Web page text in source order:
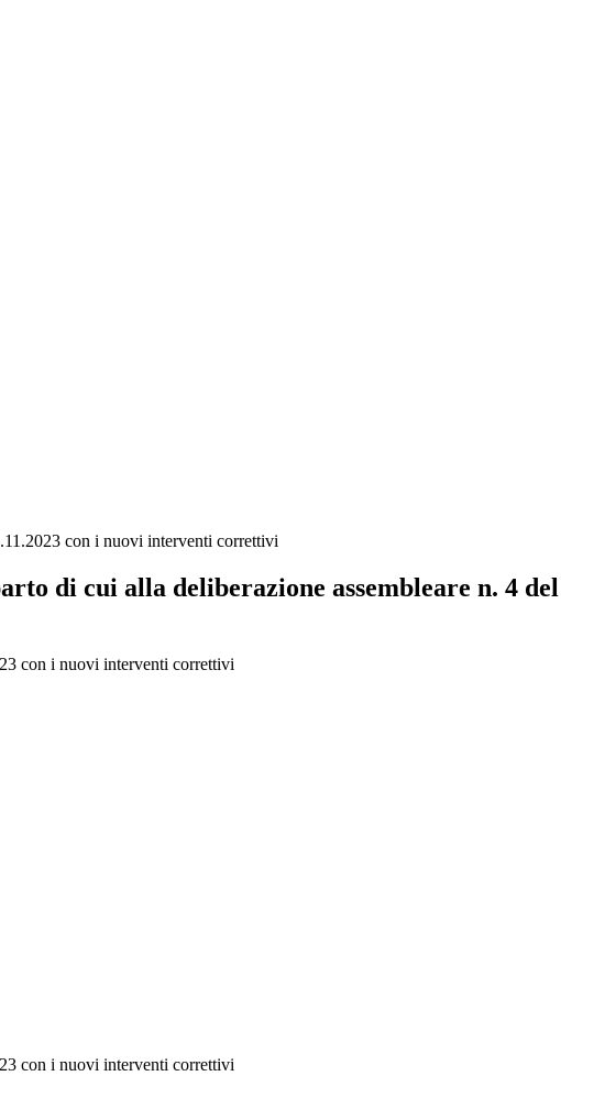
con i nuovi interventi correttivi
di cui alla deliberazione assembleare n. 4 del
con i nuovi interventi correttivi
con i nuovi interventi correttivi